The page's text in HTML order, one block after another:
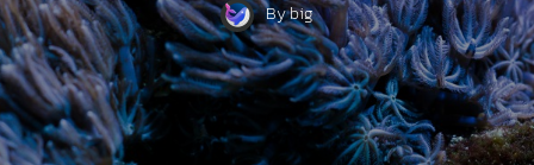
Bybig